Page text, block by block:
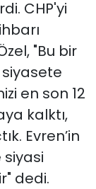
CHP'yi
"Bu bir
en son 12
kalktı,
Evren’in
dedi.